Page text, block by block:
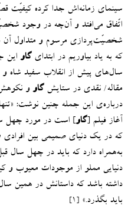
سینمای زمانه‌اش جدا کرده کیفیّت
اتّفاق می‌افتد و آن‌چه در وجود
شخصیّت‌پردازی مرسوم و متداول آن
که به یاد بیاوریم در ابتدای گاو این
سال‌های پیش از انقلاب سفید شاه و
مقاله/ نقدی در ستایش گاو و
درباره‌ی این جمله چنین نوشت: «
آغاز فیلم [گاو] است در مورد چهل
که در یک دنیای صمیمی بین
به‌همراه دارد که باید در چهل سال
دنیایی مملو از موجودات معیوب و
باید بگذرد.»
[۱]